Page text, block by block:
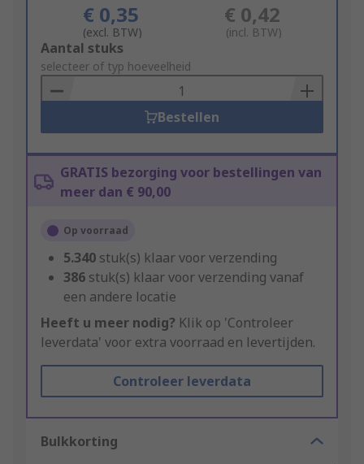
€ 0,35
(excl. BTW)
€ 0,42
(incl. BTW)
Add
to
Basket
Aantal stuks
selecteer of typ hoeveelheid
Bestellen
GRATIS bezorging voor bestellingen van
meer dan € 90,00
Op voorraad
5.340 stuk(s) klaar voor verzending
386 stuk(s) klaar voor verzending vanaf
een andere locatie
Heeft u meer nodig? Klik op 'Controleer
leverdata' voor extra voorraad en levertijden.
Controleer leverdata
Bulkkorting